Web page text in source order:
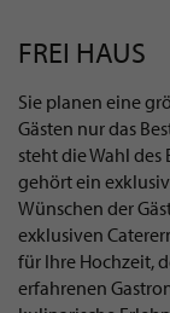
FREI HAUS
Sie planen eine
Gästen nur das
steht die Wahl des
gehört ein
Wünschen der
exklusiven
für Ihre Hochzeit,
erfahrenen